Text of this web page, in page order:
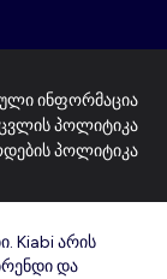
ინფორმაცია
პოლიტიკა
პოლიტიკა
Kiabi არის
და